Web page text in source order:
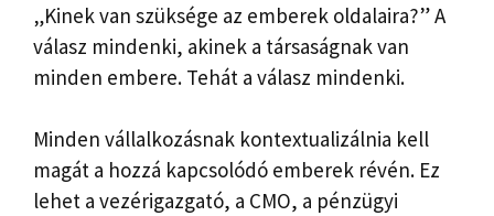
„Kinek van szüksége az emberek oldalaira?” A
válasz mindenki, akinek a társaságnak van
minden embere. Tehát a válasz mindenki.
Minden vállalkozásnak kontextualizálnia kell
magát a hozzá kapcsolódó emberek révén. Ez
lehet a vezérigazgató, a CMO, a pénzügyi